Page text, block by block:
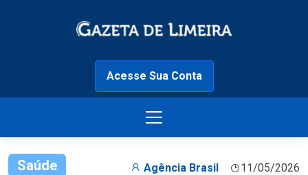
Acesse Sua Conta
Saúde Agência Brasil 11/05/2026